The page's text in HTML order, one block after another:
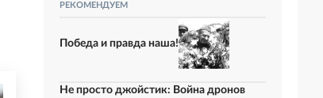
РЕКОМЕНДУЕМ
Победа и правда наша!
Не просто джойстик: Война дронов